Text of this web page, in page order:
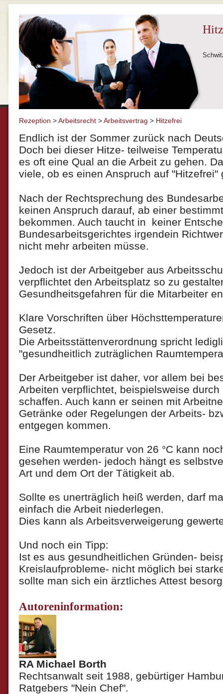
Rezeption >Arbeitsrecht>Arbeitsvertrag > Hitzefrei
Endlich ist der Sommer zurück nach
Doch bei dieser Hitze- teilweise
es oft eine Qual an die Arbeit zu gehen.
viele, ob es einen Anspruch auf "Hitzefrei"
Nach der Rechtsprechung des
keinen Anspruch darauf, ab einer
bekommen. Auch taucht in keiner
Bundesarbeitsgerichtes irgendein
nicht mehr arbeiten müsse.
Jedoch ist der Arbeitgeber aus
verpflichtet den Arbeitsplatz so zu
Gesundheitsgefahren für die Mitarbeiter
Klare Vorschriften über
Gesetz.
Die Arbeitsstättenverordnung spricht
"gesundheitlich zuträglichen
Der Arbeitgeber ist daher, vor allem bei
Arbeiten verpflichtet, beispielsweise
schaffen. Auch kann er seinen mit
Getränke oder Regelungen der Arbeits-
entgegen kommen.
Eine Raumtemperatur von 26 °C kann
gesehen werden- jedoch hängt es
Art und dem Ort der Tätigkeit ab.
Sollte es unerträglich heiß werden, darf
einfach die Arbeit niederlegen.
Dies kann als Arbeitsverweigerung
Und noch ein Tipp:
Ist es aus gesundheitlichen Gründen-
Kreislaufprobleme- nicht möglich bei
sollte man sich ein ärztliches Attest
Autoreninformation:
RA Michael Borth
Rechtsanwalt seit 1988, gebürtiger
Ratgebers "Nein Chef".